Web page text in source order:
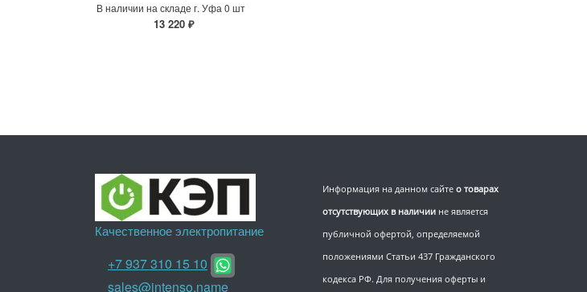
В наличии на складе г. Уфа 0 шт
13 220 ₽
Информация на данном сайте о товарах
отсутствующих в наличии не является
публичной офертой, определяемой
положениями Статьи 437 Гражданского
кодекса РФ. Для получения оферты и
Качественное электропитание
+7 937 310 15 10
sales@intenso.name